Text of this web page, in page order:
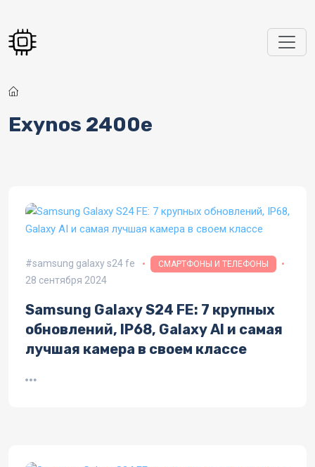
Exynos 2400e
samsung galaxy s24 fe СМАРТФОНЫ И ТЕЛЕФОНЫ
28 сентября 2024
Samsung Galaxy S24 FE: 7 крупных
обновлений, IP68, Galaxy AI и самая
лучшая камера в своем классе